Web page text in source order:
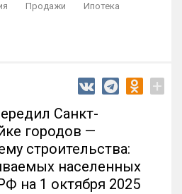
Продажи
Ипотека
+
Санкт-
городов —
строительства:
населенных
на 1 октября 2025